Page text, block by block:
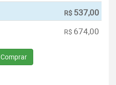
R$ 537,00
R$ 674,00
Comprar